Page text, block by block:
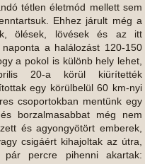
tétlen életmód mellett sem
Ehhez járult még a
ölések, lövések és az itt
a halálozást 120-150
a pokol is különb hely lehet,
20-a körül kiürítették
egy körülbelül 60 km-nyi
csoportokban mentünk egy
borzalmasabbat még nem
és agyongyötört emberek,
csigáért kihajoltak az útra,
percre pihenni akartak: